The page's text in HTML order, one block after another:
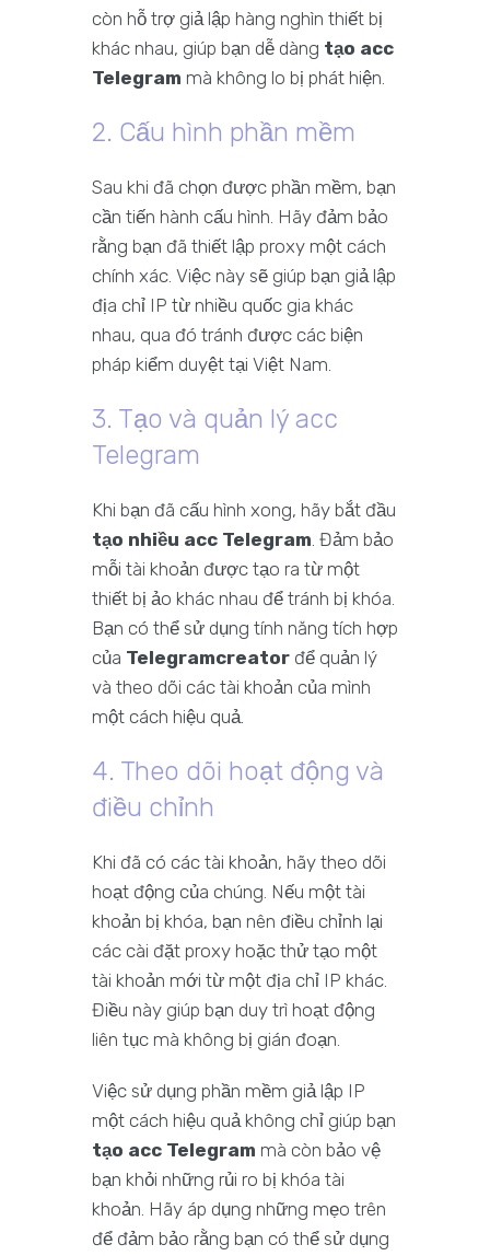
còn hỗ trợ giả lập hàng nghìn thiết bị
khác nhau, giúp bạn dễ dàng tạo acc
Telegram mà không lo bị phát hiện.
2. Cấu hình phần mềm
Sau khi đã chọn được phần mềm, bạn
cần tiến hành cấu hình. Hãy đảm bảo
rằng bạn đã thiết lập proxy một cách
chính xác. Việc này sẽ giúp bạn giả lập
địa chỉ IP từ nhiều quốc gia khác
nhau, qua đó tránh được các biện
pháp kiểm duyệt tại Việt Nam.
3. Tạo và quản lý acc
Telegram
Khi bạn đã cấu hình xong, hãy bắt đầu
tạo nhiều acc Telegram. Đảm bảo
mỗi tài khoản được tạo ra từ một
thiết bị ảo khác nhau để tránh bị khóa.
Bạn có thể sử dụng tính năng tích hợp
của Telegramcreator để quản lý
và theo dõi các tài khoản của mình
một cách hiệu quả.
4. Theo dõi hoạt động và
điều chỉnh
Khi đã có các tài khoản, hãy theo dõi
hoạt động của chúng. Nếu một tài
khoản bị khóa, bạn nên điều chỉnh lại
các cài đặt proxy hoặc thử tạo một
tài khoản mới từ một địa chỉ IP khác.
Điều này giúp bạn duy trì hoạt động
liên tục mà không bị gián đoạn.
Việc sử dụng phần mềm giả lập IP
một cách hiệu quả không chỉ giúp bạn
tạo acc Telegram mà còn bảo vệ
bạn khỏi những rủi ro bị khóa tài
khoản. Hãy áp dụng những mẹo trên
để đảm bảo rằng bạn có thể sử dụng